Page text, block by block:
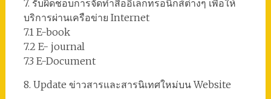
7. รับผิดชอบการจัดทำสื่ออิเล็กทรอนิกส์ต่างๆ เพื่อให้
บริการผ่านเครือข่าย Internet
7.1 E-book
7.2 E- journal
7.3 E-Document
8. Update ข่าวสารและสารนิเทศใหม่บน Website